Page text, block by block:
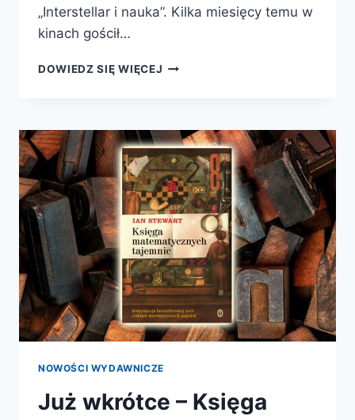
„Interstellar i nauka”. Kilka miesięcy temu w
kinach gościł…
DOWIEDZ SIĘ WIĘCEJ JUŻ
I
NAUKA
NOWOŚCI WYDAWNICZE
Już wkrótce – Księga